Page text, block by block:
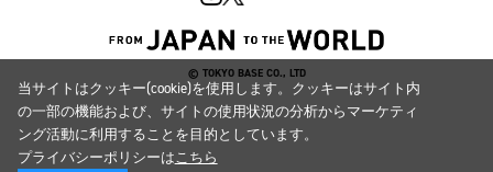
© TOKYO BASE CO., LTD
当サイトはクッキー(cookie)を使用します。クッキーはサイト内
の一部の機能および、サイトの使用状況の分析からマーケティ
ング活動に利用することを目的としています。
プライバシーポリシーはこちら